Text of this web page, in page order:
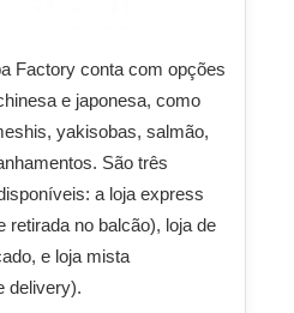
Factory conta com opções
e japonesa, como
yakisobas, salmão,
São três
a loja express
retirada no balcão), loja de
e loja mista
delivery).